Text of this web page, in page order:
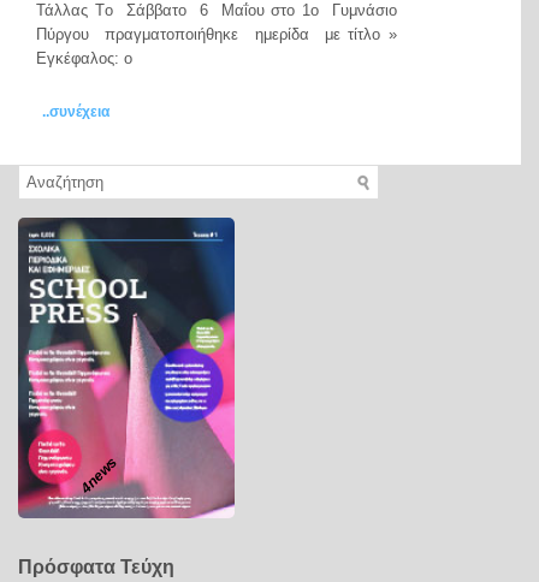
Τάλλας Tο Σάββατο 6 Μαΐου στο 1ο Γυμνάσιο
Πύργου πραγματοποιήθηκε ημερίδα με τίτλο »
Εγκέφαλος: ο
..συνέχεια
4news
Πρόσφατα Τεύχη